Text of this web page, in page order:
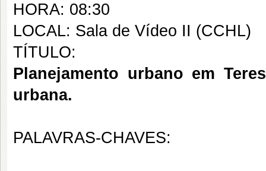
HORA: 08:30
LOCAL: Sala de Vídeo II (CCHL)
TÍTULO:
Planejamento urbano em
urbana.
PALAVRAS-CHAVES: